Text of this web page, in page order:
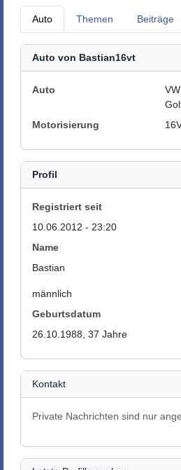
Auto Themen Beiträge
Auto von Bastian16vt
Auto
VW
Motorisierung
Profil
Registriert seit
10.06.2012 - 23:20
Name
Bastian
männlich
Geburtsdatum
26.10.1988, 37 Jahre
Kontakt
Private Nachrichten sind nur